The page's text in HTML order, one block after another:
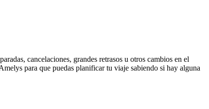
cancelaciones, grandes retrasos u otros cambios en el
para que puedas planificar tu viaje sabiendo si hay alguna